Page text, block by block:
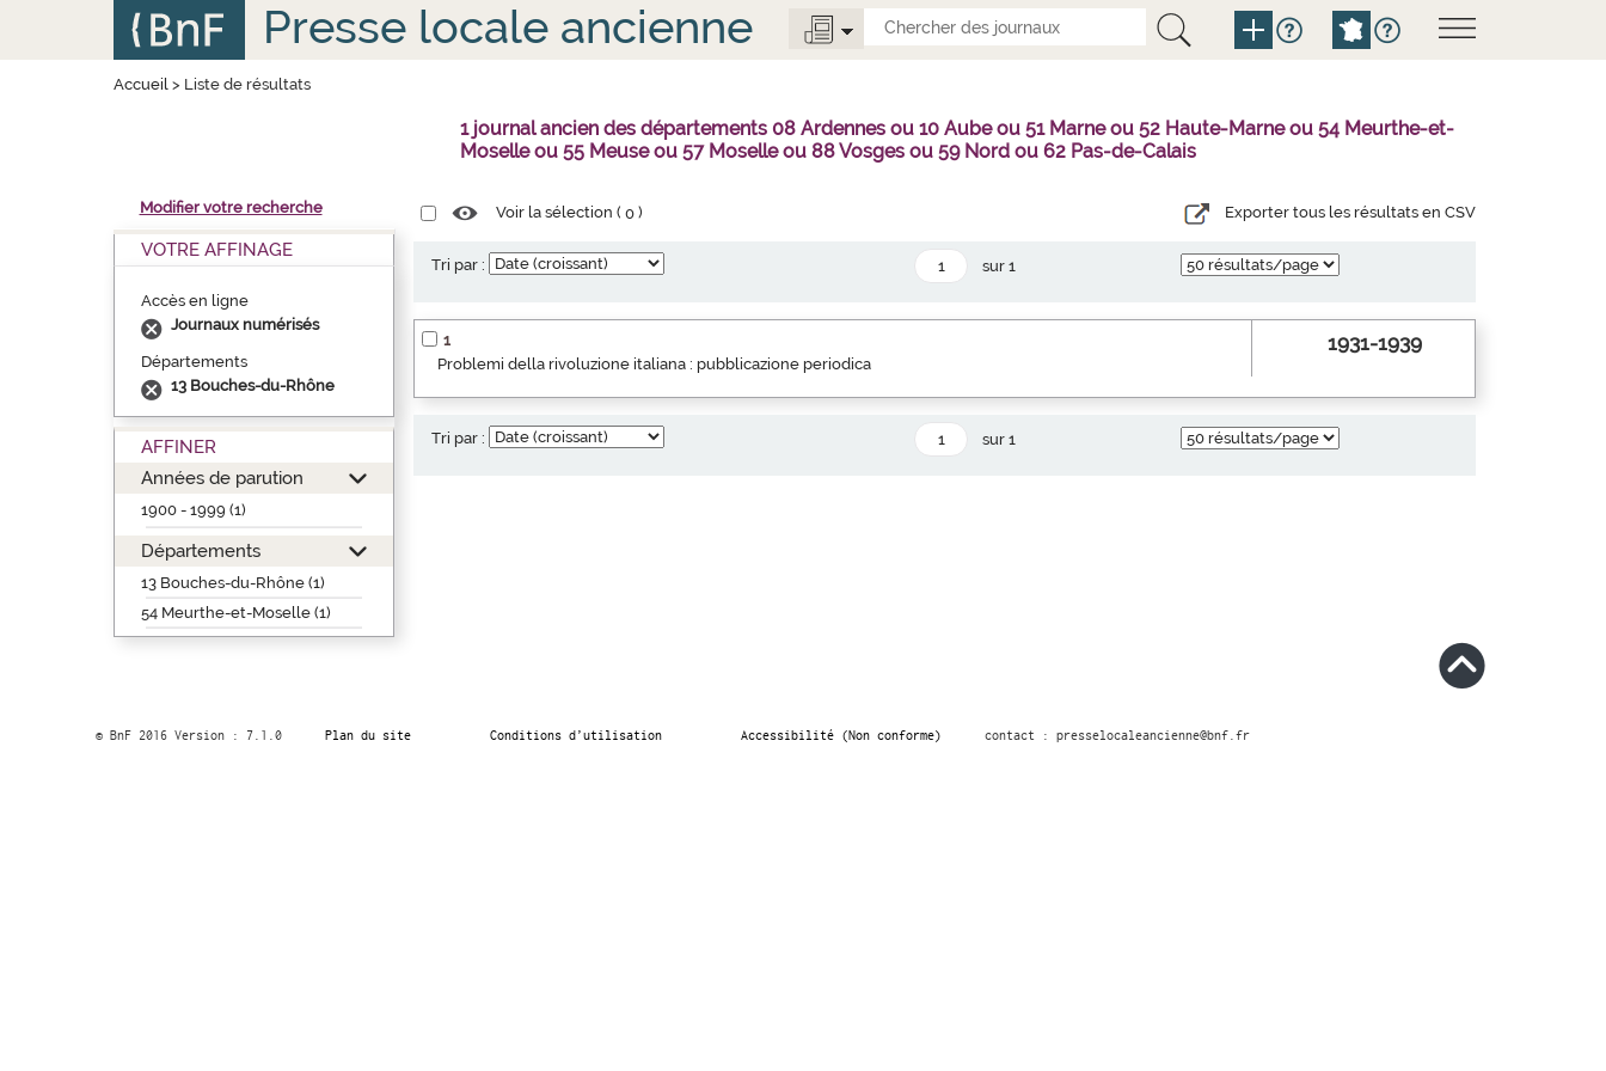
Presse locale ancienne
Accueil> Liste de résultats
1 journal ancien des départements 08 Ardennes ou 10 Aube ou 51 Marne ou 52 Haute-Marne ou 54 Meurthe-et-
Moselle ou 55 Meuse ou 57 Moselle ou 88 Vosges ou 59 Nord ou 62 Pas-de-Calais
Modifier votre recherche
VOTRE AFFINAGE
Accès en ligne
Journaux numérisés
Départements
13 Bouches-du-Rhône
AFFINER
Années de parution
1900 - 1999 (1)
Départements
13 Bouches-du-Rhône (1)
54 Meurthe-et-Moselle (1)
Voir la sélection (0 ) Exporter tous les résultats en CSV
Tri par : sur 1
1
Problemi della rivoluzione italiana : pubblicazione periodica
1931-1939
Tri par : sur 1
© BnF 2016 Version : 7.1.0 Plan du site Conditions d’utilisation Accessibilité (Non conforme) contact : presselocaleancienne@bnf.fr
Panneau de gestion des cookies